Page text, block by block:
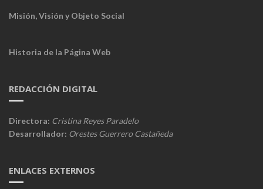
Misión, Visión y Objeto Social
Historia de la Página Web
REDACCIÓN DIGITAL
Directora: Cristina Reyes Paradelo
Desarrollador: Orestes Guerrero Castañeda
ENLACES EXTERNOS